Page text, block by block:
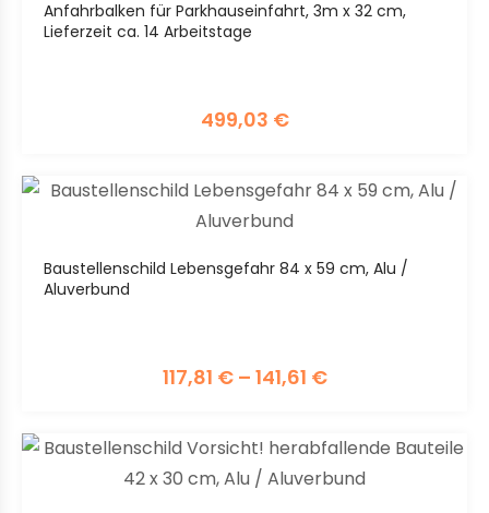
Anfahrbalken für Parkhauseinfahrt, 3m x 32 cm,
Lieferzeit ca. 14 Arbeitstage
499,03 €
Baustellenschild Lebensgefahr 84 x 59 cm, Alu /
Aluverbund
117,81 €– 141,61 €